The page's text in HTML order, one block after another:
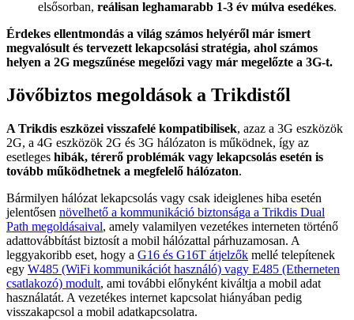
elsősorban, reálisan leghamarabb 1-3 év múlva esedékes.
Érdekes ellentmondás a világ számos helyéről már ismert
megvalósult és tervezett lekapcsolási stratégia, ahol számos
helyen a 2G megszűnése megelőzi vagy már megelőzte a 3G-t.
Jövőbiztos megoldások a Trikdistől
A Trikdis eszközei visszafelé kompatibilisek, azaz a 3G eszközök
2G, a 4G eszközök 2G és 3G hálózaton is működnek, így az
esetleges hibák, térerő problémák vagy lekapcsolás esetén is
tovább működhetnek a megfelelő hálózaton.
Bármilyen hálózat lekapcsolás vagy csak ideiglenes hiba esetén
jelentősen növelhető a kommunikáció biztonsága a Trikdis Dual
Path megoldásaival, amely valamilyen vezetékes interneten történő
adattovábbítást biztosít a mobil hálózattal párhuzamosan. A
leggyakoribb eset, hogy a G16 és G16T átjelzők mellé telepítenek
egy W485 (WiFi kommunikációt használó) vagy E485 (Etherneten
csatlakozó) modult, ami további előnyként kiváltja a mobil adat
használatát. A vezetékes internet kapcsolat hiányában pedig
visszakapcsol a mobil adatkapcsolatra.